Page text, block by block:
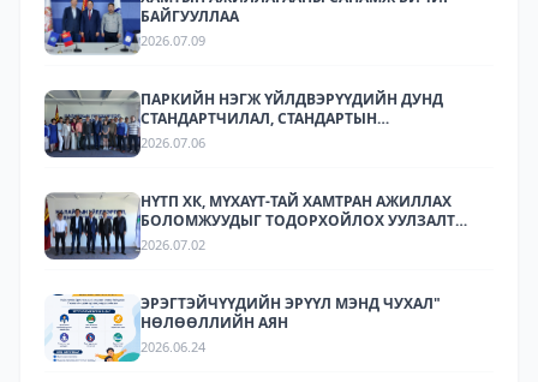
БАЙГУУЛЛАА
2026.07.09
ПАРКИЙН НЭГЖ ҮЙЛДВЭРҮҮДИЙН ДУНД
СТАНДАРТЧИЛАЛ, СТАНДАРТЫН
ХЭРЭГЖИЛТИЙН ТАЛААР СУРГАЛТ,
2026.07.06
НҮТП ХК, МҮХАҮТ-ТАЙ ХАМТРАН АЖИЛЛАХ
БОЛОМЖУУДЫГ ТОДОРХОЙЛОХ УУЛЗАЛТ
ЗОХИОН БАЙГУУЛАГДЛАА.
2026.07.02
ЭРЭГТЭЙЧҮҮДИЙН ЭРҮҮЛ МЭНД ЧУХАЛ"
НӨЛӨӨЛЛИЙН АЯН
2026.06.24